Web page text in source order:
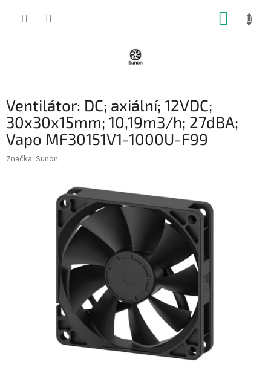
Ventilátor: DC; axiální; 12VDC;
30x30x15mm; 10,19m3/h; 27dBA;
Vapo MF30151V1-1000U-F99
Značka: Sunon